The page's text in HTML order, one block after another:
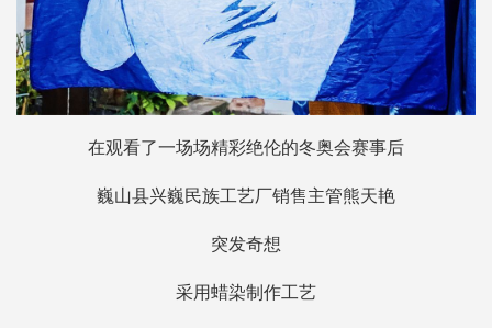
在观看了一场场精彩绝伦的冬奥会赛事后
巍山县兴巍民族工艺厂销售主管熊天艳
突发奇想
采用蜡染制作工艺